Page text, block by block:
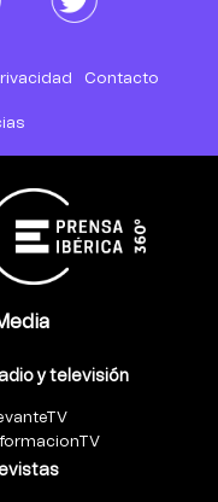
Contacto
y televisión